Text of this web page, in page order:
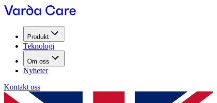
Produkt
Teknologi
Om oss
Nyheter
Kontakt oss